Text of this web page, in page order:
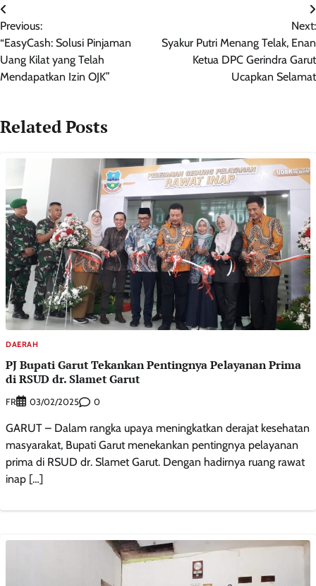
Navigasi
pos
Previous:
“EasyCash: Solusi Pinjaman
Uang Kilat yang Telah
Mendapatkan Izin OJK”
Next:
Syakur Putri Menang Telak, Enan
Ketua DPC Gerindra Garut
Ucapkan Selamat
Related Posts
DAERAH
PJ Bupati Garut Tekankan Pentingnya Pelayanan Prima
di RSUD dr. Slamet Garut
FR 03/02/2025 0
GARUT – Dalam rangka upaya meningkatkan derajat kesehatan
masyarakat, Bupati Garut menekankan pentingnya pelayanan
prima di RSUD dr. Slamet Garut. Dengan hadirnya ruang rawat
inap […]